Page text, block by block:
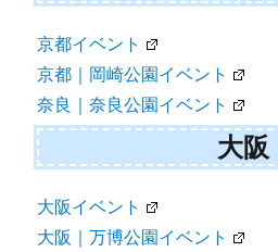
京都イベント
京都｜岡崎公園イベント
奈良｜奈良公園イベント
大阪
大阪イベント
大阪｜万博公園イベント